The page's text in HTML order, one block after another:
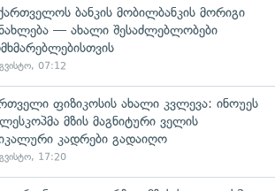
ბანკის მობილბანკის მორიგი
— ახალი შესაძლებლობები
07:12
ფიზიკოსის ახალი კვლევა: ინოუეს
მზის მაგნიტური ველის
კადრები გადაიღო
17:20